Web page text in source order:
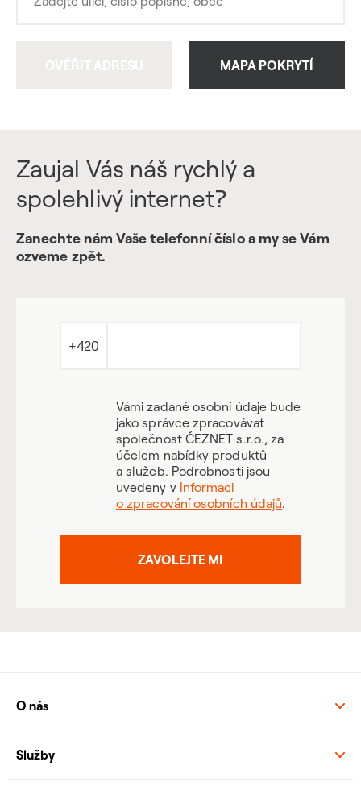
MAPA POKRYTÍ
Zaujal Vás náš rychlý a
spolehlivý internet?
Zanechte nám Vaše telefonní číslo a my se Vám
ozveme zpět.
+420
Vámi zadané osobní údaje bude
jako správce zpracovávat
společnost ČEZNET s.r.o., za
účelem nabídky produktů
a služeb. Podrobnosti jsou
uvedeny v Informaci
o zpracování osobních údajů.
ZAVOLEJTE MI
O nás
Služby